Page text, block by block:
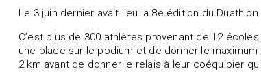
Le 3 juin dernier avait lieu la 8e édition du Duathlon
C’est plus de 300 athlètes provenant de 12
une place sur le podium et de donner le
2 km avant de donner le relais à leur coéquipier